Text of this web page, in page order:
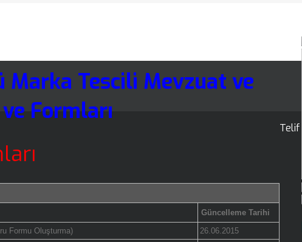
Tescili Mevzuat ve
Formları
Güncelleme Tarihi
Formu Oluşturma)
26.06.2015
Telif